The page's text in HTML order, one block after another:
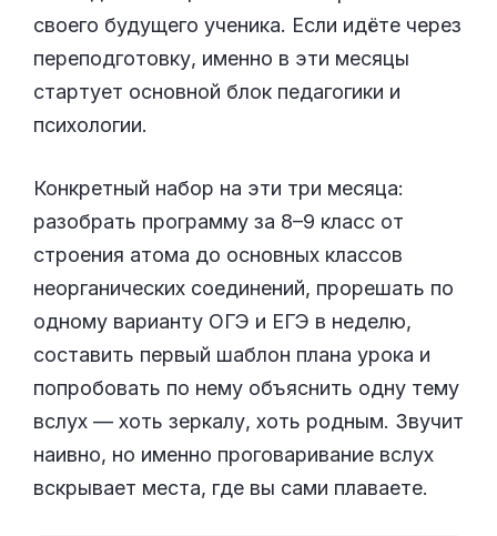
своего будущего ученика. Если идёте через
переподготовку, именно в эти месяцы
стартует основной блок педагогики и
психологии.
Конкретный набор на эти три месяца:
разобрать программу за 8–9 класс от
строения атома до основных классов
неорганических соединений, прорешать по
одному варианту ОГЭ и ЕГЭ в неделю,
составить первый шаблон плана урока и
попробовать по нему объяснить одну тему
вслух — хоть зеркалу, хоть родным. Звучит
наивно, но именно проговаривание вслух
вскрывает места, где вы сами плаваете.